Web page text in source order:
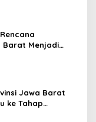
Barat Menjadi
Jawa Barat
ke Tahap